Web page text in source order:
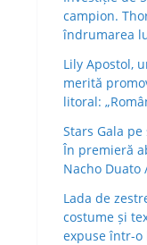
campion.
îndrumarea
Lily Apostol,
merită
litoral:
Stars Gala
În premieră
Nacho Duato
Lada de
costume și
expuse într-o